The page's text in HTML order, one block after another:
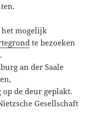
het mogelijk
te bezoeken
an der Saale
de deur geplakt.
Gesellschaft